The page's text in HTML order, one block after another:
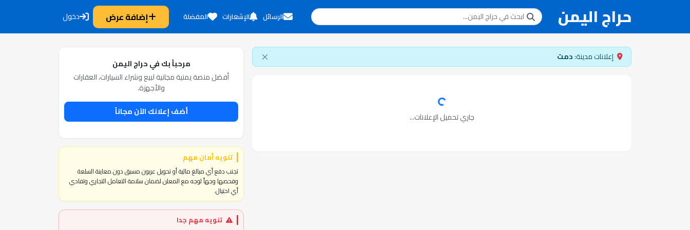
حراج اليمن الرسائل الإشعارات المفضلة إضافة عرض دخول
إعلانات مدينة:دمت
جاري تحميل الإعلانات...
مرحباً بك في حراج اليمن
أفضل منصة يمنية مجانية لبيع وشراء السيارات، العقارات
والأجهزة.
أضف إعلانك الآن مجاناً
تنويه أمان مهم
تجنب دفع أي مبالغ مالية أو تحويل عربون مسبق دون معاينة السلعة
وفحصها وجهاً لوجه مع المعلن لضمان سلامة التعامل التجاري وتفادي
أي احتيال.
تنويه مهم جدا